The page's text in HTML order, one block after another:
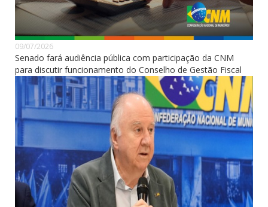
09/07/2026
Senado fará audiência pública com participação da CNM
para discutir funcionamento do Conselho de Gestão Fiscal